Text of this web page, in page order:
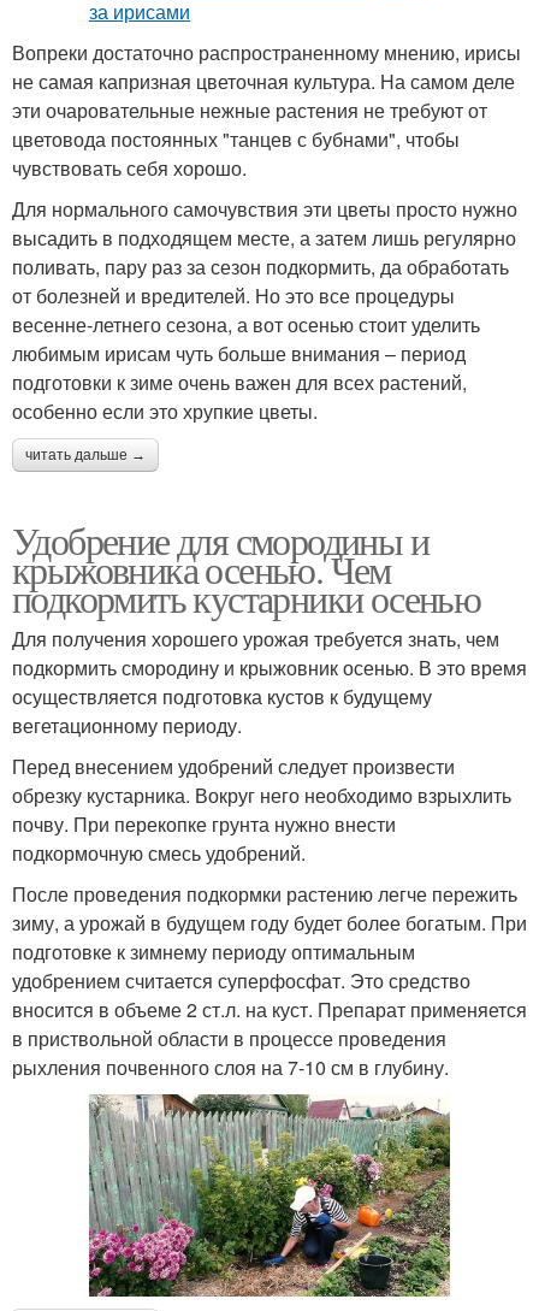
Вопреки достаточно распространенному мнению, ирисы
не самая капризная цветочная культура. На самом деле
эти очаровательные нежные растения не требуют от
цветовода постоянных "танцев с бубнами", чтобы
чувствовать себя хорошо.
Для нормального самочувствия эти цветы просто нужно
высадить в подходящем месте, а затем лишь регулярно
поливать, пару раз за сезон подкормить, да обработать
от болезней и вредителей. Но это все процедуры
весенне-летнего сезона, а вот осенью стоит уделить
любимым ирисам чуть больше внимания – период
подготовки к зиме очень важен для всех растений,
особенно если это хрупкие цветы.
читать дальше →
Удобрение для смородины и
крыжовника осенью. Чем
подкормить кустарники осенью
Для получения хорошего урожая требуется знать, чем
подкормить смородину и крыжовник осенью. В это время
осуществляется подготовка кустов к будущему
вегетационному периоду.
Перед внесением удобрений следует произвести
обрезку кустарника. Вокруг него необходимо взрыхлить
почву. При перекопке грунта нужно внести
подкормочную смесь удобрений.
После проведения подкормки растению легче пережить
зиму, а урожай в будущем году будет более богатым. При
подготовке к зимнему периоду оптимальным
удобрением считается суперфосфат. Это средство
вносится в объеме 2 ст.л. на куст. Препарат применяется
в приствольной области в процессе проведения
рыхления почвенного слоя на 7-10 см в глубину.